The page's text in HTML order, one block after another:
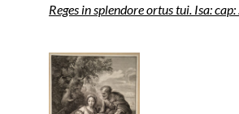
Reges in splendore ortus tui. Isa: cap: ...